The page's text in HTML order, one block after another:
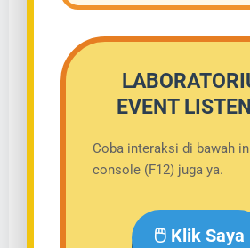
EVENT
Coba interaksi di bawah
console (F12) juga ya.
🖱️ Klik Saya